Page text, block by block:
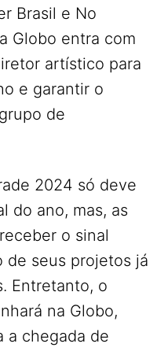
Brasil e No
Globo entra com
artístico para
e garantir o
de
2024 só deve
do ano, mas, as
o sinal
de seus projetos já
Entretanto, o
na Globo,
a chegada de